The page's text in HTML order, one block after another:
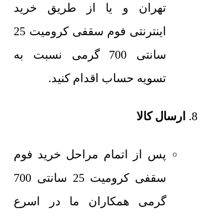
تهران و یا از طریق خرید
اینترنتی فوم سقفی کرومیت 25
سانتی 700 گرمی نسبت به
تسویه حساب اقدام کنید.
ارسال کالا
پس از اتمام مراحل خرید فوم
سقفی کرومیت 25 سانتی 700
گرمی همکاران ما در اسرع